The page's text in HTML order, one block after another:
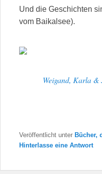
Und die Geschichten
vom Baikalsee).
Weigand, Karla
Veröffentlicht unter Bücher,
Hinterlasse eine Antwort